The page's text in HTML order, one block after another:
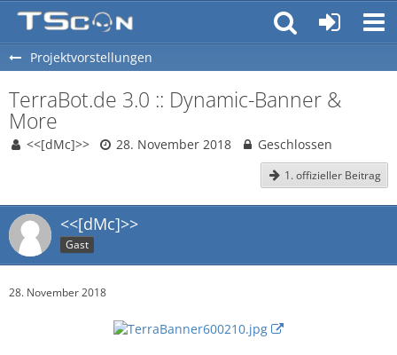
Projektvorstellungen
TerraBot.de 3.0 :: Dynamic-Banner &
More
<<[dMc]>> 28. November 2018 Geschlossen
1. offizieller Beitrag
<<[dMc]>>
Gast
28. November 2018